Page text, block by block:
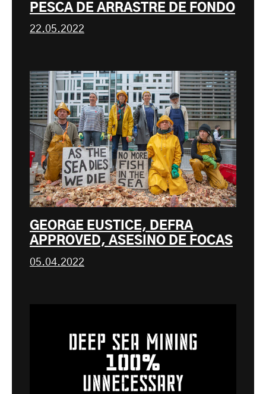
PESCA DE ARRASTRE DE FONDO
22.05.2022
GEORGE EUSTICE, DEFRA
APPROVED, ASESINO DE FOCAS
05.04.2022